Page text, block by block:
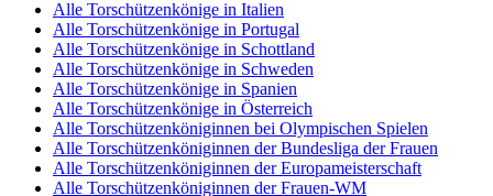
Alle Torschützenkönige in Italien
Alle Torschützenkönige in Portugal
Alle Torschützenkönige in Schottland
Alle Torschützenkönige in Schweden
Alle Torschützenkönige in Spanien
Alle Torschützenkönige in Österreich
Alle Torschützenköniginnen bei Olympischen Spielen
Alle Torschützenköniginnen der Bundesliga der Frauen
Alle Torschützenköniginnen der Europameisterschaft
Alle Torschützenköniginnen der Frauen-WM